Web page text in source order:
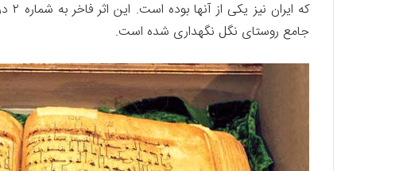
که
جامع روستای نگل نگهداری شده است.